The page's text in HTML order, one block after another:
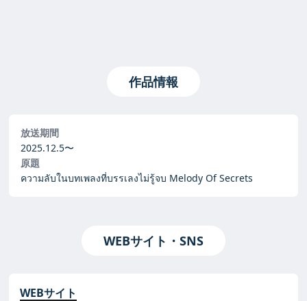
作品情報
放送期間
2025.12.5〜
原題
ความลับในบทเพลงที่บรรเลงไม่รู้จบ Melody Of Secrets
WEBサイト・SNS
WEBサイト